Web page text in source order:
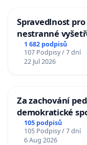
Spravedlnost
nestranné
1 682 podpisů
107 Podpisy / 7 dní
22 Jul 2026
Za zachování
demokratické
105 podpisů
105 Podpisy / 7 dní
6 Aug 2026